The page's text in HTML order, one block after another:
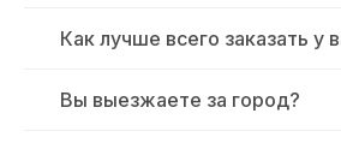
Как лучше всего заказать у
Вы выезжаете за город?